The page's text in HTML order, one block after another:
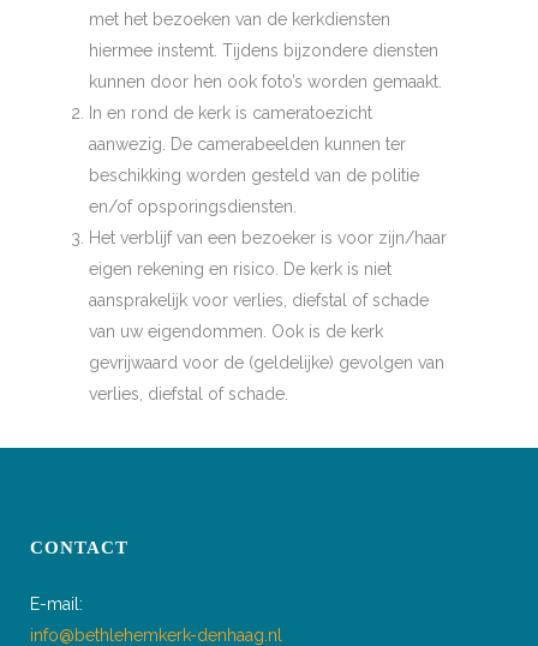
met het bezoeken van de kerkdiensten
hiermee instemt. Tijdens bijzondere diensten
kunnen door hen ook foto’s worden gemaakt.
In en rond de kerk is cameratoezicht
aanwezig. De camerabeelden kunnen ter
beschikking worden gesteld van de politie
en/of opsporingsdiensten.
Het verblijf van een bezoeker is voor zijn/haar
eigen rekening en risico. De kerk is niet
aansprakelijk voor verlies, diefstal of schade
van uw eigendommen. Ook is de kerk
gevrijwaard voor de (geldelijke) gevolgen van
verlies, diefstal of schade.
CONTACT
E-mail:
info@bethlehemkerk-denhaag.nl